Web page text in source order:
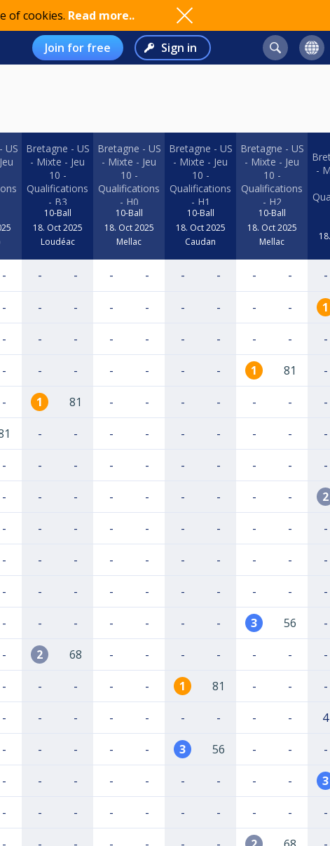
of cookies. Read more..
Join for free Sign in
US
Bretagne - US
- Mixte - Jeu
10 -
Qualifications
- B3
10-Ball
18. Oct 2025
Loudéac
Bretagne - US
- Mixte - Jeu
10 -
Qualifications
- H0
10-Ball
18. Oct 2025
Mellac
Bretagne - US
- Mixte - Jeu
10 -
Qualifications
- H1
10-Ball
18. Oct 2025
Caudan
Bretagne - US
- Mixte - Jeu
10 -
Qualifications
- H2
10-Ball
18. Oct 2025
Mellac
-
- - - - - - - - - -
- - - - - - - - - 1
- - - - - - - - - -
- - - - - - - 1 81 -
- 1 81 - - - - - - -
- - - - - - - - -
- - - - - - - - - -
- - - - - - - - - 2
- - - - - - - - - -
- - - - - - - - - -
- - - - - - - - - -
- - - - - - - 3 56 -
- 2 68 - - - - - - -
- - - - - 1 81 - - -
- - - - - - - - - 4
- - - - - 3 56 - - -
- - - - - - - - - 3
- - - - - - - - - -